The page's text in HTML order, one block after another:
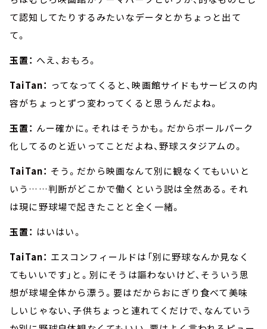
て認知してたりするみたいなデータとかちょっと出て
て。
玉置： へえ、おもろ。
TaiTan： ってなってくると、映画館サイドもサービスの内
容がちょっとずつ変わってくると思うんだよね。
玉置： んー確かに。それはそうかも。だからボールパーク
化してるのと近いってことだよね、野球スタジアムの。
TaiTan： そう。だから映画なんて別に観なくてもいいと
いう……判断がどこかで働くという説は全然ある。それ
は現に野球場で起きたことと全く一緒。
玉置： はいはい。
TaiTan： エスコンフィールドは「別に野球なんか見なく
てもいいです」と。別にそうは謳わないけど、そういう思
想が球場全体から漂う。要はだからおにぎり食べて美味
しいじゃない、子供ちょっと連れてくだけで、なんていう